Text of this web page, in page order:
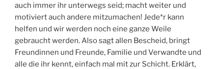
auch immer ihr unterwegs seid; macht weiter und
motiviert auch andere mitzumachen! Jede*r kann
helfen und wir werden noch eine ganze Weile
gebraucht werden. Also sagt allen Bescheid, bringt
Freundinnen und Freunde, Familie und Verwandte und
alle die ihr kennt, einfach mal mit zur Schicht. Erklärt,